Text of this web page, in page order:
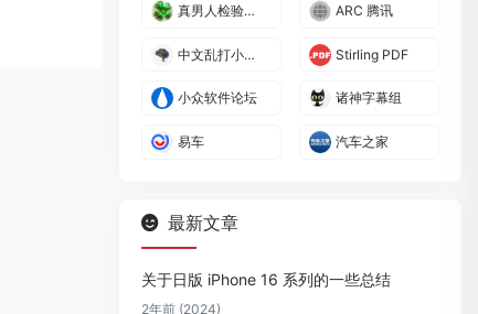
真男人检验工具 ARC 腾讯
中文乱打小工具 Stirling PDF
小众软件论坛 诸神字幕组
易车 汽车之家
最新文章
关于日版 iPhone 16 系列的一些总结
2年前 (2024)